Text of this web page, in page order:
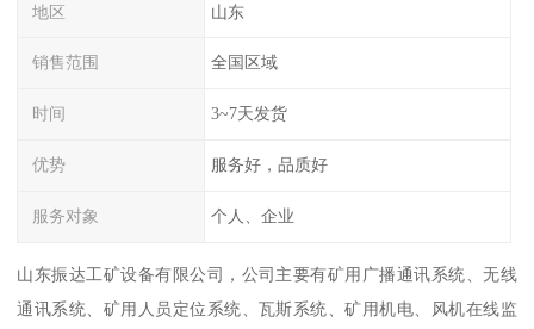
地区 山东
销售范围 全国区域
时间 3~7天发货
优势 服务好，品质好
服务对象 个人、企业
山东振达工矿设备有限公司，公司主要有矿用广播通讯系统、无线
通讯系统、矿用人员定位系统、瓦斯系统、矿用机电、风机在线监